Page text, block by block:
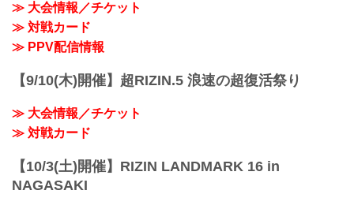
≫ 大会情報／チケット
≫ 対戦カード
≫ PPV配信情報
【9/10(木)開催】超RIZIN.5 浪速の超復活祭り
≫ 大会情報／チケット
≫ 対戦カード
【10/3(土)開催】RIZIN LANDMARK 16 in
NAGASAKI